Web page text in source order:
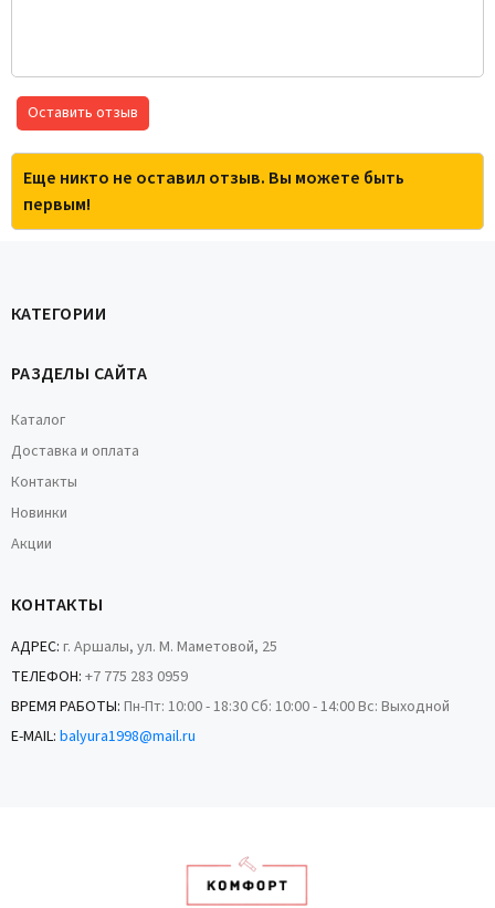
Оставить отзыв
Еще никто не оставил отзыв. Вы можете быть
первым!
КАТЕГОРИИ
РАЗДЕЛЫ САЙТА
Каталог
Доставка и оплата
Контакты
Новинки
Акции
КОНТАКТЫ
АДРЕС: г. Аршалы, ул. М. Маметовой, 25
ТЕЛЕФОН: +7 775 283 0959
ВРЕМЯ РАБОТЫ: Пн-Пт: 10:00 - 18:30 Сб: 10:00 - 14:00 Вс: Выходной
E-MAIL: balyura1998@mail.ru